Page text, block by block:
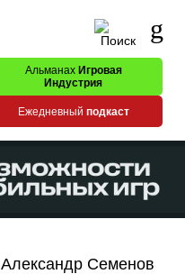
Альманах Игровая
Индустрия
Ежедневный подкаст
Александр Семенов